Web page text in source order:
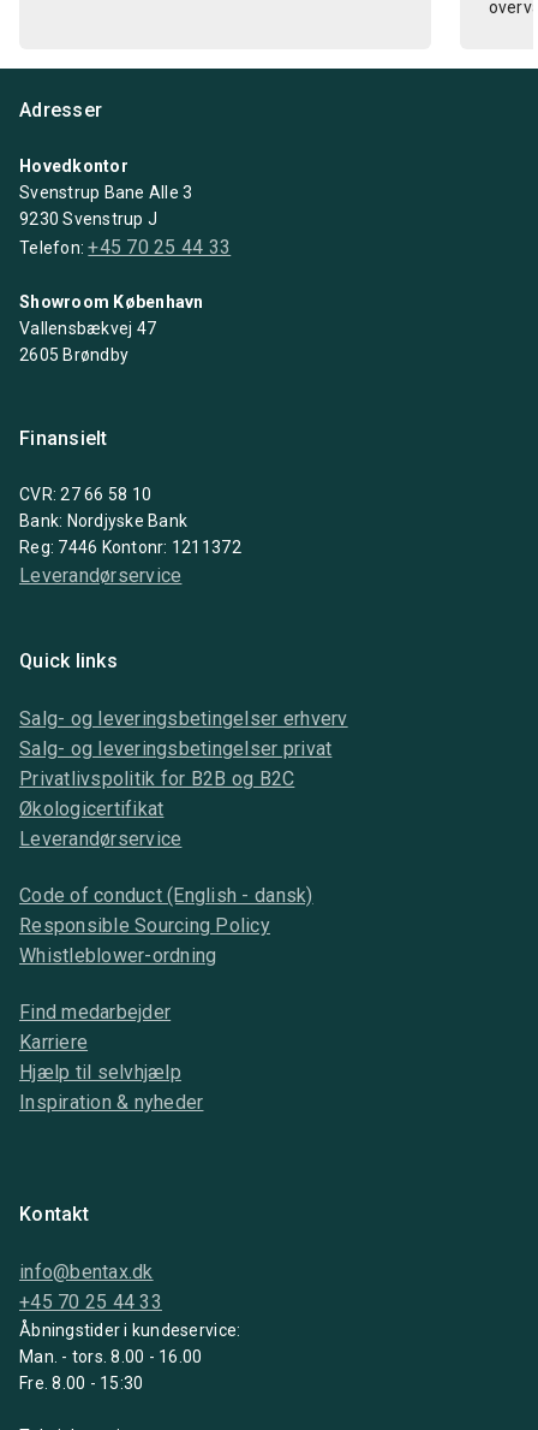
Adresser
Hovedkontor
Svenstrup Bane Alle 3
9230 Svenstrup J
Telefon:+45 70 25 44 33
Showroom København
Vallensbækvej 47
2605 Brøndby
Finansielt
CVR: 27 66 58 10
Bank: Nordjyske Bank
Reg: 7446 Kontonr: 1211372
Leverandørservice
Quick links
Salg- og leveringsbetingelser erhverv
Salg- og leveringsbetingelser privat
Privatlivspolitik for B2B og B2C
Økologicertifikat
Leverandørservice
Code of conduct (English - dansk)
Responsible Sourcing Policy
Whistleblower-ordning
Find medarbejder
Karriere
Hjælp til selvhjælp
Inspiration & nyheder
Kontakt
info@bentax.dk
+45 70 25 44 33
Åbningstider i kundeservice:
Man. - tors. 8.00 - 16.00
Fre. 8.00 - 15:30